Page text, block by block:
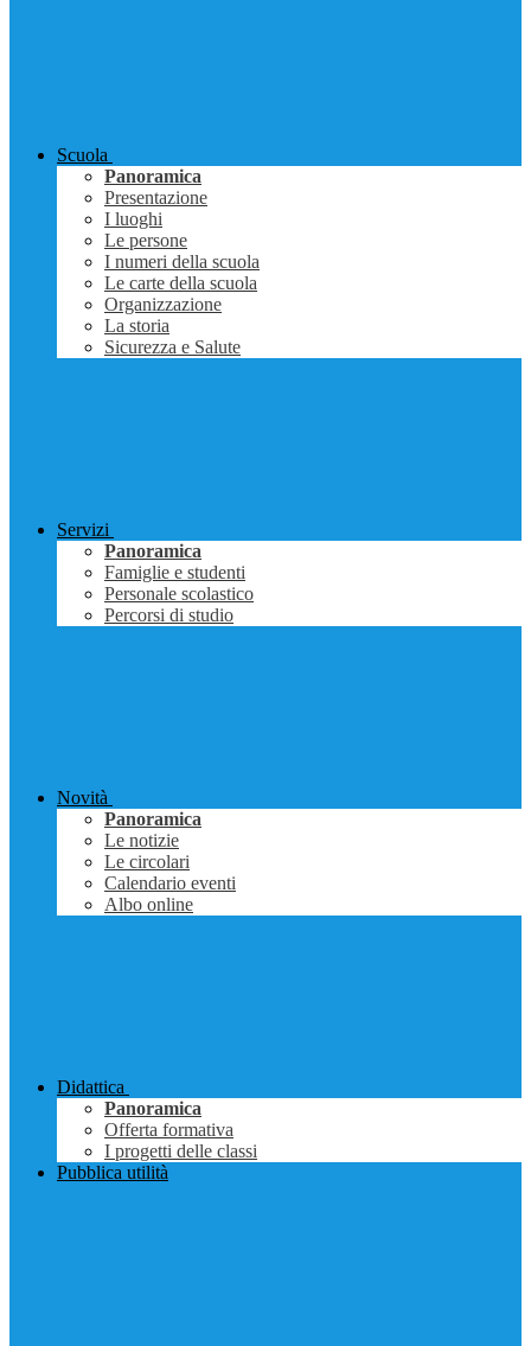
Scuola
Panoramica
Presentazione
I luoghi
Le persone
I numeri della scuola
Le carte della scuola
Organizzazione
La storia
Sicurezza e Salute
Servizi
Panoramica
Famiglie e studenti
Personale scolastico
Percorsi di studio
Novità
Panoramica
Le notizie
Le circolari
Calendario eventi
Albo online
Didattica
Panoramica
Offerta formativa
I progetti delle classi
Pubblica utilità